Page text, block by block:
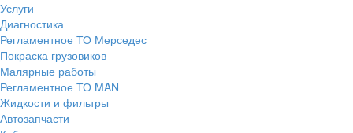
Услуги
Диагностика
Регламентное ТО Мерседес
Покраска грузовиков
Малярные работы
Регламентное ТО MAN
Жидкости и фильтры
Автозапчасти